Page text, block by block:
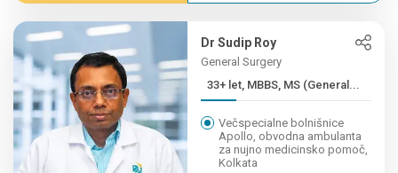
Dr Sudip Roy
General Surgery
33+ let, MBBS, MS (General...
Večspecialne bolnišnice
Apollo, obvodna ambulanta
za nujno medicinsko pomoč,
Kolkata